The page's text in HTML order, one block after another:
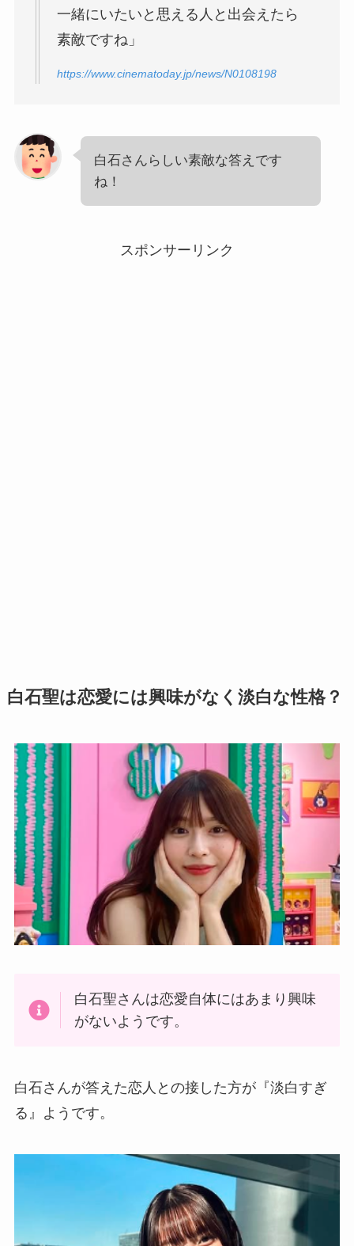
一緒にいたいと思える人と出会えたら
素敵ですね」
https://www.cinematoday.jp/news/N0108198
白石さんらしい素敵な答えです
ね！
スポンサーリンク
白石聖は恋愛には興味がなく淡白な性格？
白石聖さんは恋愛自体にはあまり興味
がないようです。
白石さんが答えた恋人との接した方が『淡白すぎ
る』ようです。